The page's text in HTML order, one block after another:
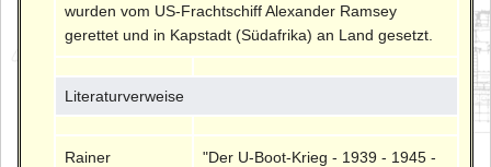
wurden vom US-Frachtschiff Alexander Ramsey
gerettet und in Kapstadt (Südafrika) an Land gesetzt.
Literaturverweise
Rainer
"Der U-Boot-Krieg - 1939 - 1945 -